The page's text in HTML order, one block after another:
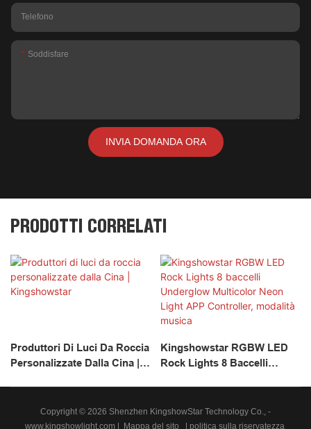
Telefono
Soddisfare
INVIA DOMANDA ORA
PRODOTTI CORRELATI
Produttori Di Luci Da Roccia
Personalizzate Dalla Cina |
Kingshowstar RGBW LED
Rock Lights 8 Baccelli
Modalità Musica
Copyright © 2026 Shenzhen KingshowStar Technology Co., -
www.kingshowlight.com
Mappa del sito politica sulla riservatezza